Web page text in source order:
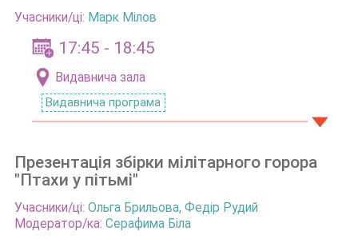
17:45 - 18:45
Видавнича зала
Видавнича програма
Учасники/ці: Марк Мілов
Презентація збірки мілітарного горора
"Птахи у пітьмі"
Учасники/ці: Ольга Брильова, Федір Рудий
Модератор/ка: Серафима Біла